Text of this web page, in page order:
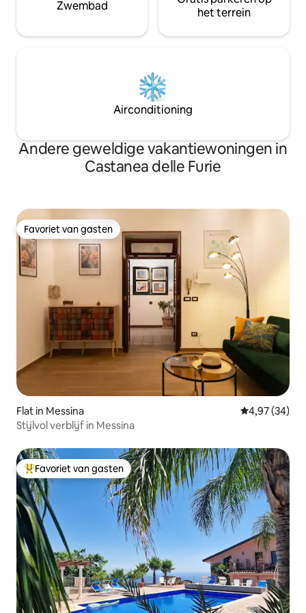
Zwembad
het terrein
Airconditioning
Andere geweldige vakantiewoningen in
Castanea delle Furie
Favoriet van gasten
Favoriet van gasten
Flat in Messina Gemiddelde
4,97 (34)
Stijlvol verblijf in Messina
Topfavoriet van gasten
Favoriet van gasten